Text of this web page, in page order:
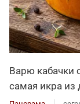
Варю кабачки
самая икра из